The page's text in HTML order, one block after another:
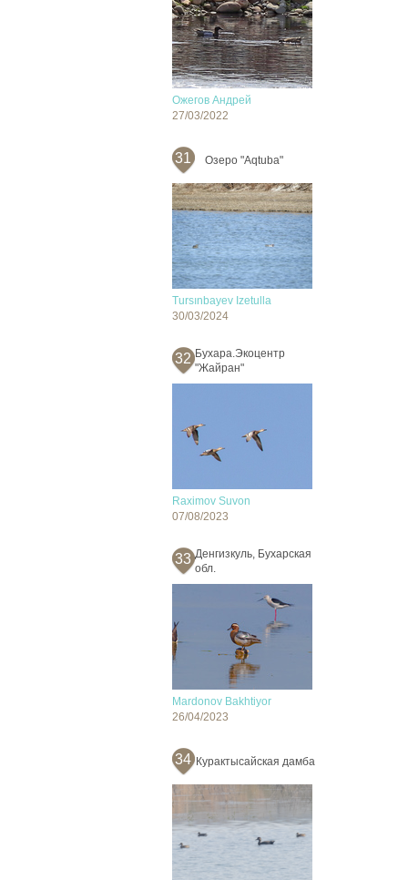
Ожегов Андрей
27/03/2022
31 Озеро "Aqtuba"
Tursınbayev Izetulla
30/03/2024
32 Бухара.Экоцентр
"Жайран"
Raximov Suvon
07/08/2023
33 Денгизкуль, Бухарская
обл.
Mardonov Bakhtiyor
26/04/2023
34 Курактысайская дамба